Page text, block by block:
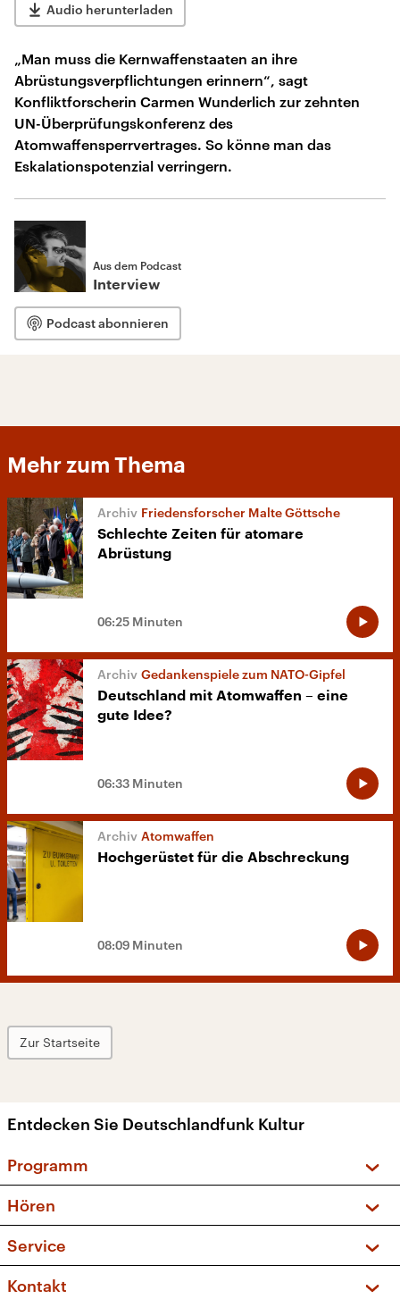
Audio herunterladen
„Man muss die Kernwaffenstaaten an ihre
Abrüstungsverpflichtungen erinnern“, sagt
Konfliktforscherin Carmen Wunderlich zur zehnten
UN-Überprüfungskonferenz des
Atomwaffensperrvertrages. So könne man das
Eskalationspotenzial verringern.
Aus dem Podcast
Interview
Podcast abonnieren
Mehr zum Thema
Friedensforscher Malte Göttsche
Schlechte Zeiten für atomare
Abrüstung
06:25 Minuten
Gedankenspiele zum NATO-Gipfel
Deutschland mit Atomwaffen – eine
gute Idee?
06:33 Minuten
Atomwaffen
Hochgerüstet für die Abschreckung
08:09 Minuten
Zur Startseite
Entdecken Sie Deutschlandfunk Kultur
Programm
Sendungen und Podcasts
Musikliste
Kakadu – Das Kinderprogramm
Hören
Frequenzen (UKW + DAB+)
Service
FAQ
Kontakt